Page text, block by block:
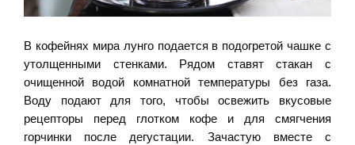
В кофейнях мира лунго подается в подогретой чашке с
утолщенными стенками. Рядом ставят стакан с
очищенной водой комнатной температуры без газа.
Воду подают для того, чтобы освежить вкусовые
рецепторы перед глотком кофе и для смягчения
горчинки после дегустации. Зачастую вместе с